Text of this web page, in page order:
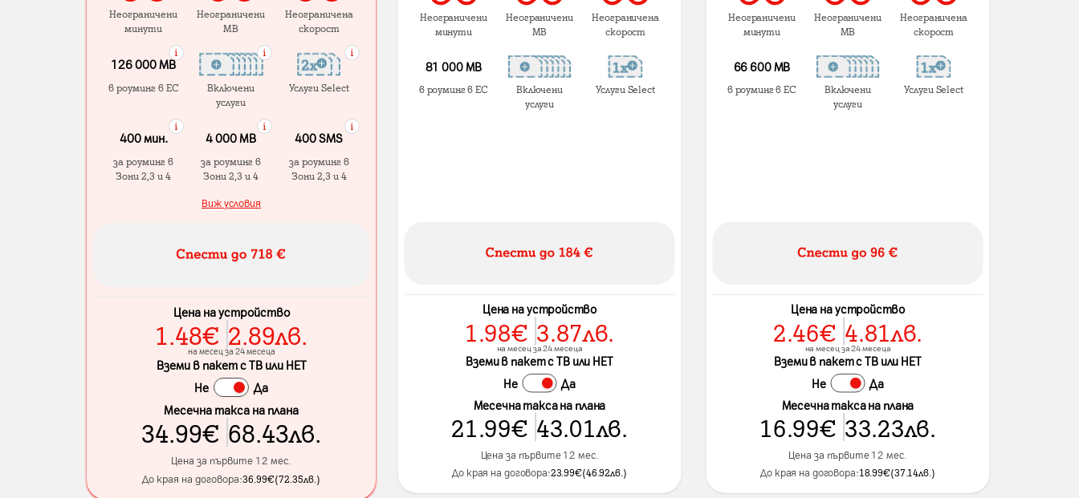
Неограничени
минути
Неограничени
MB
Неограничена
скорост
126 000 MB
в роуминг в ЕС
Включени
услуги
Услуги Select
400 мин.
за роуминг в
Зони 2,3 и 4
4 000 МB
за роуминг в
Зони 2,3 и 4
400 SMS
за роуминг в
Зони 2,3 и 4
Виж условия
Цена на устройство
1.48€ 2.89лв.
на месец за 24 месеца
Вземи в пакет с ТВ или НЕТ
Не
Да
Месечна такса на плана
34.99€ 68.43лв.
Цена за първите 12 мес.
До края на договора:36.99€(72.35лв. )
Неограничени
минути
Неограничени
MB
Неограничена
скорост
81 000 МВ
в роуминг в ЕС
Включени
услуги
Услуги Select
Цена на устройство
1.98€ 3.87лв.
на месец за 24 месеца
Вземи в пакет с ТВ или НЕТ
Не
Да
Месечна такса на плана
21.99€ 43.01лв.
Цена за първите 12 мес.
До края на договора:23.99€(46.92лв. )
Неограничени
минути
Неограничени
MB
Неограничена
скорост
66 600 MB
в роуминг в ЕС
Включени
услуги
Услуги Select
Цена на устройство
2.46€ 4.81лв.
на месец за 24 месеца
Вземи в пакет с ТВ или НЕТ
Не
Да
Месечна такса на плана
16.99€ 33.23лв.
Цена за първите 12 мес.
До края на договора:18.99€(37.14лв. )